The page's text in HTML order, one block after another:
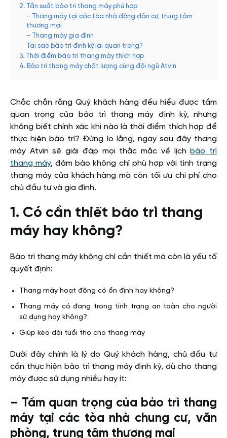
2. Tần suất bảo trì thang máy phù hợp
– Thang máy tại các tòa nhà đông dân cư, trung tâm
thương mại
– Thang máy gia đình
Tại sao bảo trì định kỳ lại quan trọng?
3. Thời điểm bảo trì thang máy thích hợp
4. Bảo trì thang máy chất lượng cùng đội ngũ Atvin
Chắc chắn rằng Quý khách hàng đều hiểu được tầm
quan trọng của bảo trì thang máy định kỳ, nhưng
không biết chính xác khi nào là thời điểm thích hợp để
thực hiện bảo trì? Đừng lo lắng, ngay sau đây thang
máy Atvin sẽ giải đáp mọi thắc mắc về lịch bảo trì
thang máy, đảm bảo không chỉ phù hợp với tình trạng
thang máy của khách hàng mà còn tối ưu chi phí cho
chủ đầu tư và gia đình.
1. Có cần thiết bảo trì thang
máy hay không?
Bảo trì thang máy không chỉ cần thiết mà còn là yếu tố
quyết định:
Thang máy hoạt động có ổn định hay không?
Thang máy có đang trong tình trạng an toàn cho người
sử dụng hay không?
Giúp kéo dài tuổi thọ cho thang máy
Dưới đây chính là lý do Quý khách hàng, chủ đầu tư
cần thực hiện bảo trì thang máy định kỳ, dù cho thang
máy được sử dụng nhiều hay ít:
– Tầm quan trọng của bảo trì thang
máy tại các tòa nhà chung cư, văn
phòng, trung tâm thương mại